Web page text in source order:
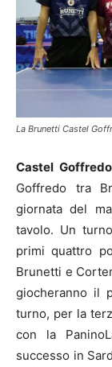
La Brunetti Castel
Castel Goffredo
Goffredo tra
giornata del
tavolo. Un
primi quattro
Brunetti e
giocheranno il
turno, per la
con la
successo in